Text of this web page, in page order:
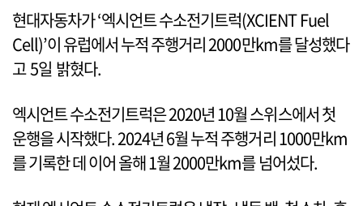
현대자동차가 ‘엑시언트 수소전기트럭(XCIENT Fuel
Cell)’이 유럽에서 누적 주행거리 2000만km를 달성했다
고 5일 밝혔다.
엑시언트 수소전기트럭은 2020년 10월 스위스에서 첫
운행을 시작했다. 2024년 6월 누적 주행거리 1000만km
를 기록한 데 이어 올해 1월 2000만km를 넘어섰다.